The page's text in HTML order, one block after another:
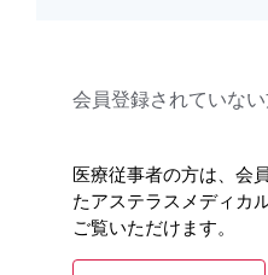
問診1
［STF187］
会員登録されていな
医療従事者の方は、会
たアステラスメディカ
ご覧いただけます。